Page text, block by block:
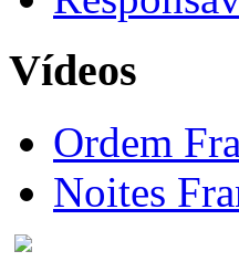
Vídeos
Ordem
Noites